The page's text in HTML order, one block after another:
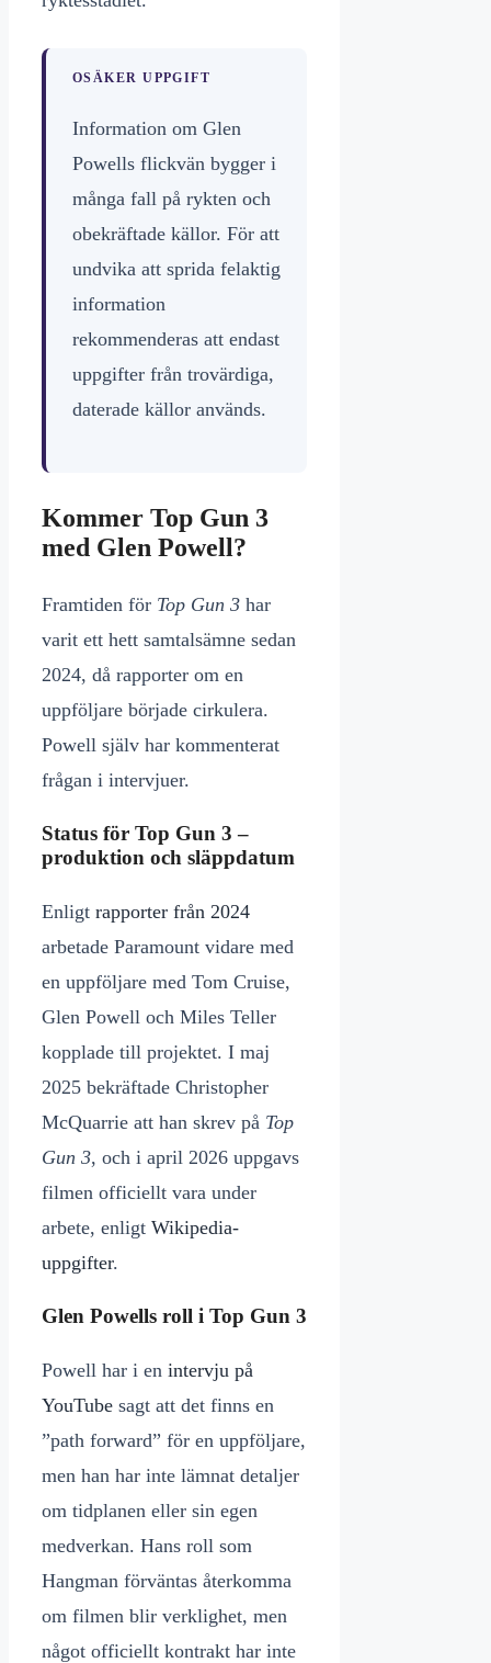
OSÄKER UPPGIFT
Information om Glen
Powells flickvän bygger i
många fall på rykten och
obekräftade källor. För att
undvika att sprida felaktig
information
rekommenderas att endast
uppgifter från trovärdiga,
daterade källor används.
Kommer Top Gun 3
med Glen Powell?
Framtiden för Top Gun 3 har
varit ett hett samtalsämne sedan
2024, då rapporter om en
uppföljare började cirkulera.
Powell själv har kommenterat
frågan i intervjuer.
Status för Top Gun 3 –
produktion och släppdatum
Enligt rapporter från 2024
arbetade Paramount vidare med
en uppföljare med Tom Cruise,
Glen Powell och Miles Teller
kopplade till projektet. I maj
2025 bekräftade Christopher
McQuarrie att han skrev på Top
Gun 3, och i april 2026 uppgavs
filmen officiellt vara under
arbete, enligt Wikipedia-
uppgifter.
Glen Powells roll i Top Gun 3
Powell har i en intervju på
YouTube sagt att det finns en
”path forward” för en uppföljare,
men han har inte lämnat detaljer
om tidplanen eller sin egen
medverkan. Hans roll som
Hangman förväntas återkomma
om filmen blir verklighet, men
något officiellt kontrakt har inte